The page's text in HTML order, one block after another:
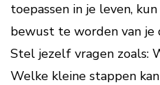
toepassen in je leven,
bewust te worden van je
Stel jezelf vragen zoals:
Welke kleine stappen